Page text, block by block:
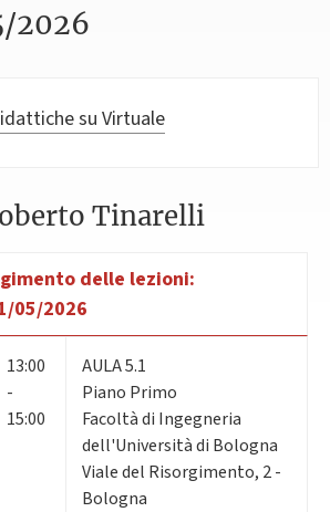
2026
su Virtuale
Tinarelli
delle lezioni:
05/2026
13:00
-
15:00
AULA 5.1
Piano Primo
Facoltà di Ingegneria
dell'Università di Bologna
Viale del Risorgimento, 2 -
Bologna